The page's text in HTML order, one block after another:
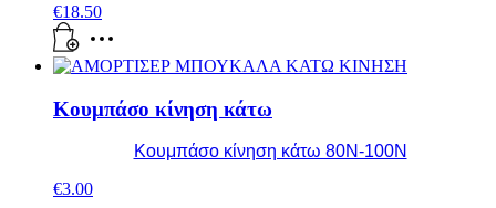
€18.50
Κουμπάσο κίνηση κάτω
Κουμπάσο κίνηση κάτω 80Ν-100Ν
€3.00